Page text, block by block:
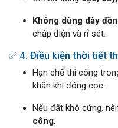
Không dùng dây
chập điện và rỉ sét.
✅ 4. Điều kiện thời tiết
Hạn chế thi công
khăn khi đóng cọc.
Nếu đất khô cứng,
công.